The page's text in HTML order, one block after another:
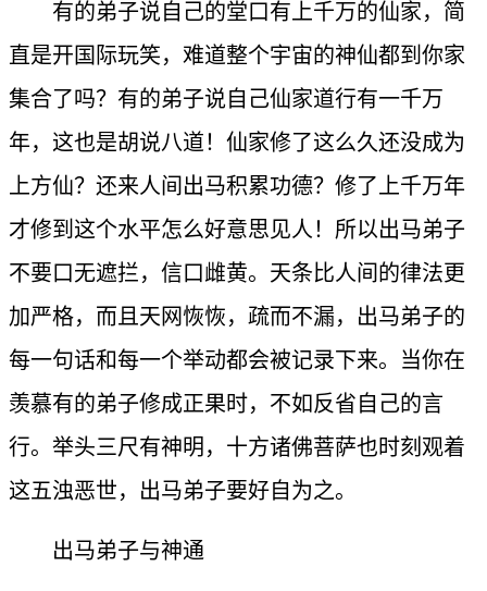
有的弟子说自己的堂口有上千万的仙家，简
直是开国际玩笑，难道整个宇宙的神仙都到你家
集合了吗？有的弟子说自己仙家道行有一千万
年，这也是胡说八道！仙家修了这么久还没成为
上方仙？还来人间出马积累功德？修了上千万年
才修到这个水平怎么好意思见人！所以出马弟子
不要口无遮拦，信口雌黄。天条比人间的律法更
加严格，而且天网恢恢，疏而不漏，出马弟子的
每一句话和每一个举动都会被记录下来。当你在
羡慕有的弟子修成正果时，不如反省自己的言
行。举头三尺有神明，十方诸佛菩萨也时刻观着
这五浊恶世，出马弟子要好自为之。
出马弟子与神通